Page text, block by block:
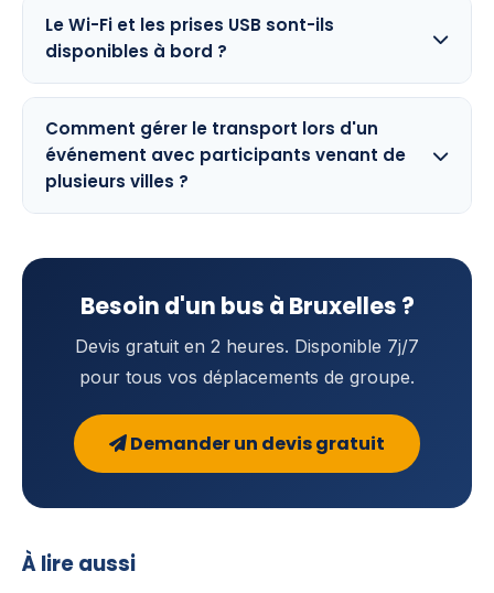
Le Wi-Fi et les prises USB sont-ils
disponibles à bord ?
Comment gérer le transport lors d'un
événement avec participants venant de
plusieurs villes ?
Besoin d'un bus à Bruxelles ?
Devis gratuit en 2 heures. Disponible 7j/7
pour tous vos déplacements de groupe.
Demander un devis gratuit
À lire aussi